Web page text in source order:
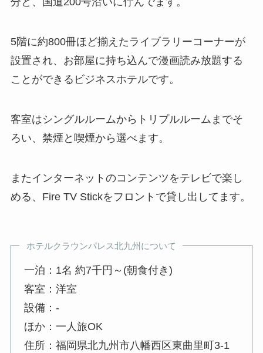
5階に約800冊ほど揃えたライブラリーコーナーが
設置され、お部屋に持ち込んで漫画読み放題する
ことができるビジネスホテルです。
客室はシングルルームからトリプルルームまでそ
ろい、禁煙と喫煙から選べます。
またインターネットのコンテンツをテレビで楽し
める、Fire TV Stickをフロントで貸し出してます。
ホテルクラウンパレス北九州について
一泊：1名 約7千円～(朝食付き)
客室：洋室
設備：-
ほか：一人旅OK
住所：福岡県北九州市八幡西区東曲里町3-1